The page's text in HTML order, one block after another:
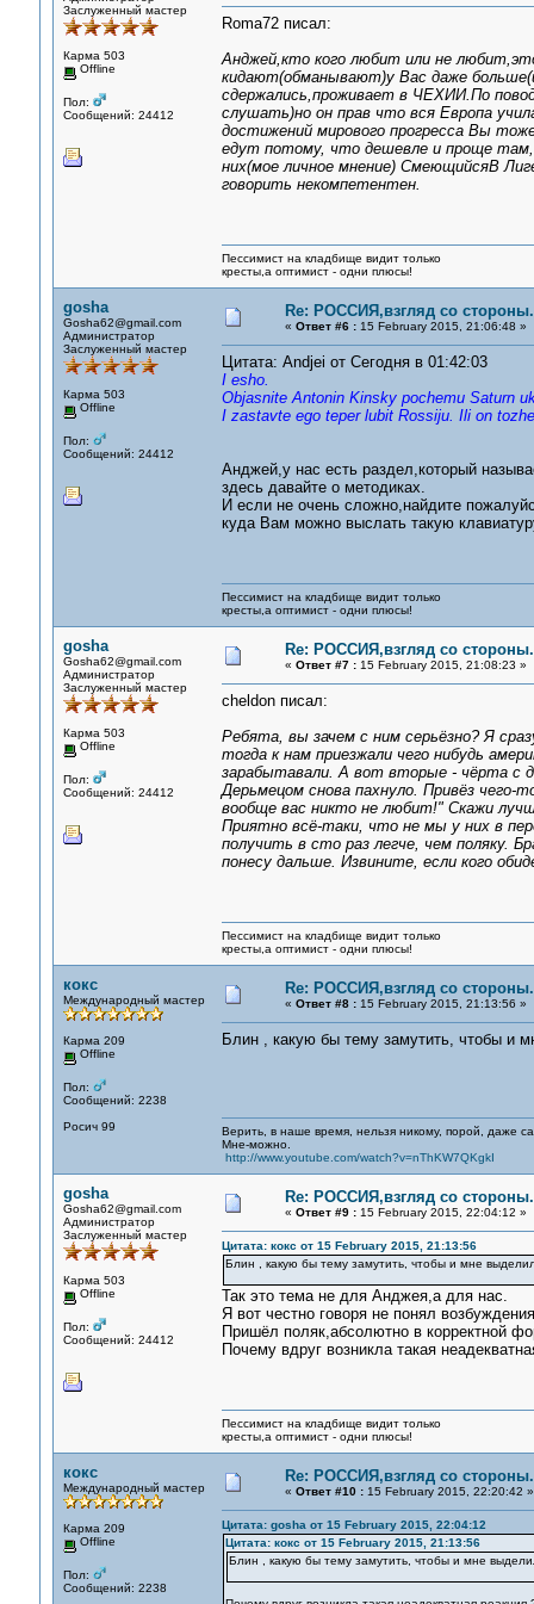
Заслуженный мастер
Карма 503
Offline
Пол:
Сообщений: 24412
Roma72 писал:
Анджей,кто кого любит или не
кидают(обманывают)у Вас даже
сдержались,проживает в ЧЕХИИ.По
слушать)но он прав что вся Европа
достижений мирового прогресса Вы
едут потому, что дешевле и проще
них(мое личное мнение) СмеющийсяВ
говорить некомпетентен.
Пессимист на кладбище видит только
кресты,а оптимист - одни плюсы!
gosha
Gosha62@gmail.com
Администратор
Заслуженный мастер
Карма 503
Offline
Пол:
Сообщений: 24412
Re: РОССИЯ,взгляд со стороны.
« Ответ #6 :15 February 2015, 21:06:48 »
Цитата: Andjei от Сегодня в 01:42:03
I esho.
Objasnite Antonin Kinsky pochemu Saturn
I zastavte ego teper lubit Rossiju. Ili on
Анджей,у нас есть раздел,который
здесь давайте о методиках.
И если не очень сложно,найдите
куда Вам можно выслать такую
Пессимист на кладбище видит только
кресты,а оптимист - одни плюсы!
gosha
Gosha62@gmail.com
Администратор
Заслуженный мастер
Карма 503
Offline
Пол:
Сообщений: 24412
Re: РОССИЯ,взгляд со стороны.
« Ответ #7 :15 February 2015, 21:08:23 »
cheldon писал:
Ребята, вы зачем с ним серьёзно? Я
тогда к нам приезжали чего нибудь
зарабытавали. А вот вторые - чёрта с
Дерьмецом снова пахнуло. Привёз чего-
вообще вас никто не любит!" Скажи
Приятно всё-таки, что не мы у них в
получить в сто раз легче, чем поляку.
понесу дальше. Извините, если кого
Пессимист на кладбище видит только
кресты,а оптимист - одни плюсы!
кокс
Международный мастер
Карма 209
Offline
Пол:
Сообщений: 2238
Росич 99
Re: РОССИЯ,взгляд со стороны.
« Ответ #8 :15 February 2015, 21:13:56 »
Блин , какую бы тему замутить, чтобы и
Верить, в наше время, нельзя никому, порой, даже
Мне-можно.
http://www.youtube.com/watch?v=nThKW7QKgkI
gosha
Gosha62@gmail.com
Администратор
Заслуженный мастер
Карма 503
Offline
Пол:
Сообщений: 24412
Re: РОССИЯ,взгляд со стороны.
« Ответ #9 :15 February 2015, 22:04:12 »
Цитата: кокс от 15 February 2015, 21:13:56
Блин , какую бы тему замутить, чтобы и мне
Так это тема не для Анджея,а для нас.
Я вот честно говоря не понял
Пришёл поляк,абсолютно в корректной
Почему вдруг возникла такая
Пессимист на кладбище видит только
кресты,а оптимист - одни плюсы!
кокс
Международный мастер
Карма 209
Offline
Пол:
Сообщений: 2238
Re: РОССИЯ,взгляд со стороны.
« Ответ #10 :15 February 2015, 22:20:42 »
Цитата: gosha от 15 February 2015, 22:04:12
Цитата: кокс от 15 February 2015, 21:13:56
Блин , какую бы тему замутить, чтобы и мне